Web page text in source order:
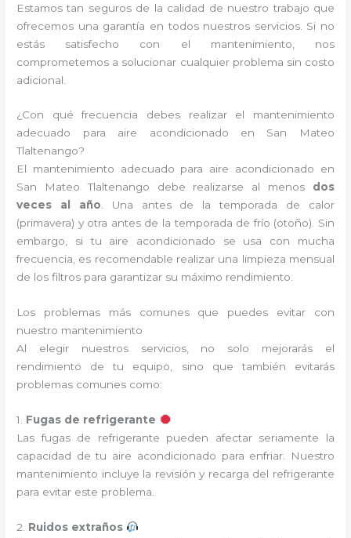
Estamos tan seguros de la calidad de nuestro trabajo que
ofrecemos una garantía en todos nuestros servicios. Si no
estás satisfecho con el mantenimiento, nos
comprometemos a solucionar cualquier problema sin costo
adicional.
¿Con qué frecuencia debes realizar el mantenimiento
adecuado para aire acondicionado en San Mateo
Tlaltenango?
El mantenimiento adecuado para aire acondicionado en
San Mateo Tlaltenango debe realizarse al menos dos
veces al año. Una antes de la temporada de calor
(primavera) y otra antes de la temporada de frío (otoño). Sin
embargo, si tu aire acondicionado se usa con mucha
frecuencia, es recomendable realizar una limpieza mensual
de los filtros para garantizar su máximo rendimiento.
Los problemas más comunes que puedes evitar con
nuestro mantenimiento
Al elegir nuestros servicios, no solo mejorarás el
rendimiento de tu equipo, sino que también evitarás
problemas comunes como:
1. Fugas de refrigerante
Las fugas de refrigerante pueden afectar seriamente la
capacidad de tu aire acondicionado para enfriar. Nuestro
mantenimiento incluye la revisión y recarga del refrigerante
para evitar este problema.
2. Ruidos extraños